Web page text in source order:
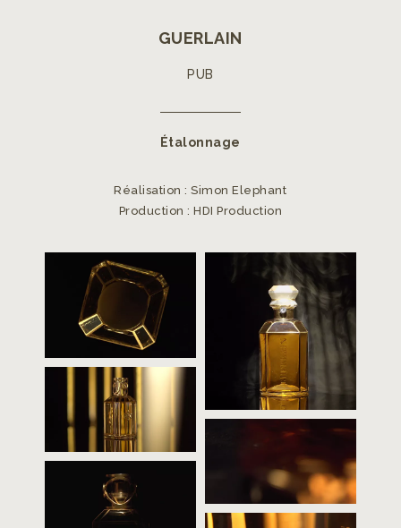
GUERLAIN
PUB
Étalonnage
Réalisation : Simon Elephant
Production : HDI Production